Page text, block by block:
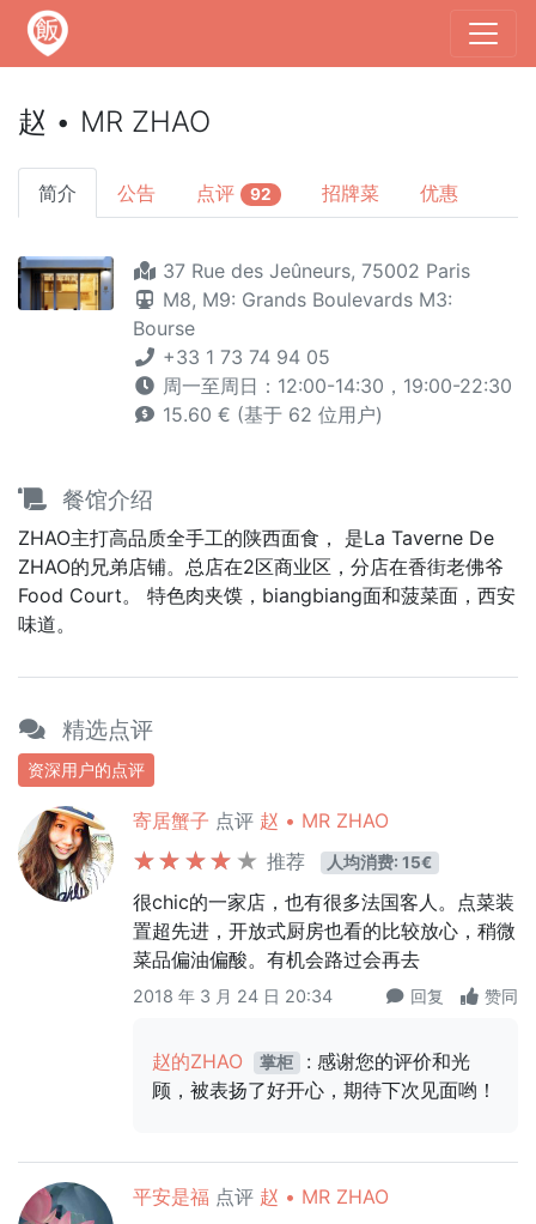
赵 • MR ZHAO
简介 公告 点评 92 招牌菜 优惠
37 Rue des Jeûneurs, 75002 Paris
M8, M9: Grands Boulevards M3:
Bourse
+33 1 73 74 94 05
周一至周日：12:00-14:30，19:00-22:30
15.60 € (基于 62 位用户)
餐馆介绍
ZHAO主打高品质全手工的陕西面食， 是La Taverne De
ZHAO的兄弟店铺。总店在2区商业区，分店在香街老佛爷
Food Court。 特色肉夹馍，biangbiang面和菠菜面，西安
味道。
精选点评
资深用户的点评
寄居蟹子 点评 赵 • MR ZHAO
推荐
人均消费: 15€
很chic的一家店，也有很多法国客人。点菜装
置超先进，开放式厨房也看的比较放心，稍微
菜品偏油偏酸。有机会路过会再去
2018 年 3 月 24 日 20:34 回复 赞同
赵的ZHAO 掌柜
: 感谢您的评价和光
顾，被表扬了好开心，期待下次见面哟！
平安是福 点评 赵 • MR ZHAO